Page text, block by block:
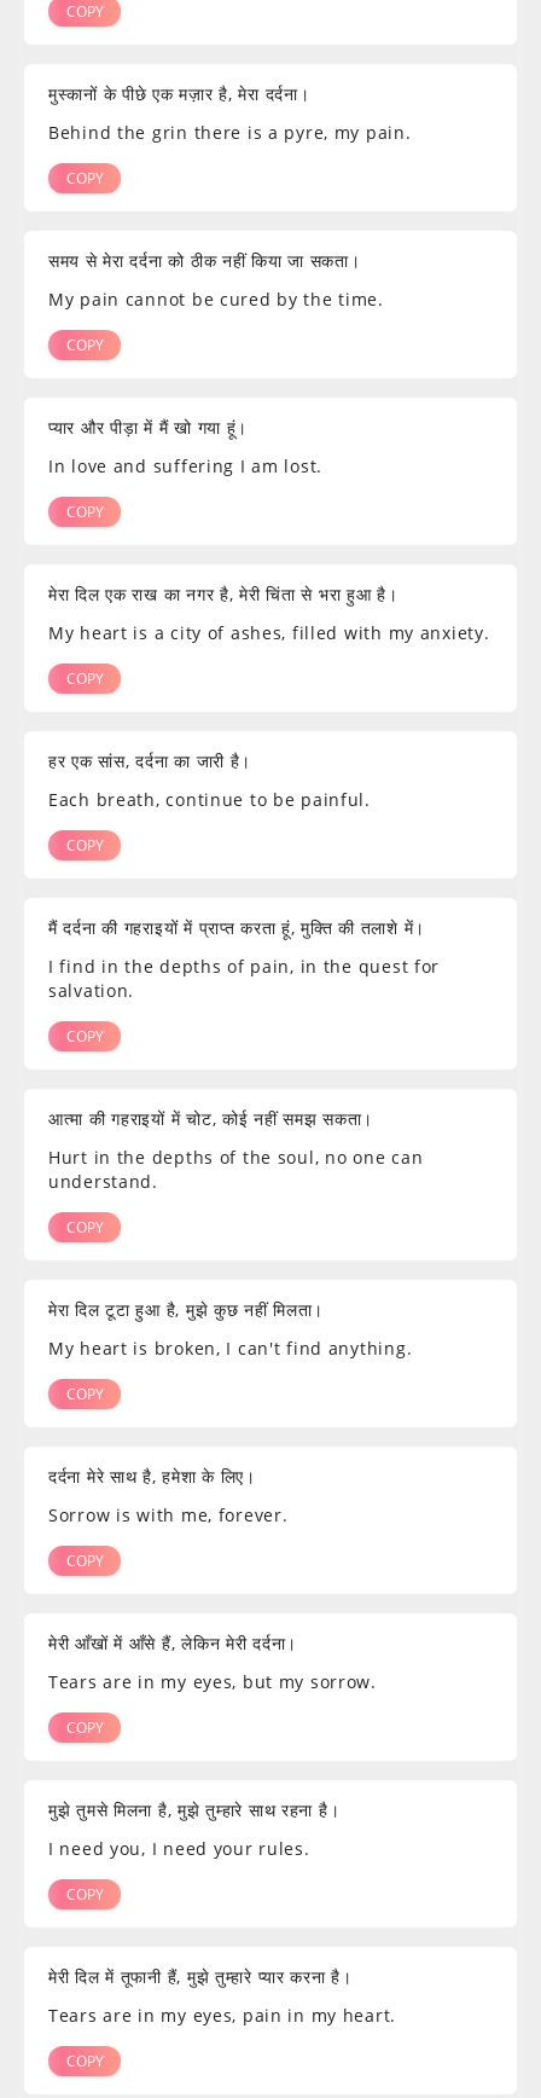
COPY
मुस्कानों के पीछे एक मज़ार है, मेरा दर्दना।
Behind the grin there is a pyre, my pain.
COPY
समय से मेरा दर्दना को ठीक नहीं किया जा सकता।
My pain cannot be cured by the time.
COPY
प्यार और पीड़ा में मैं खो गया हूं।
In love and suffering I am lost.
COPY
मेरा दिल एक राख का नगर है, मेरी चिंता से भरा हुआ है।
My heart is a city of ashes, filled with my anxiety.
COPY
हर एक सांस, दर्दना का जारी है।
Each breath, continue to be painful.
COPY
मैं दर्दना की गहराइयों में प्राप्त करता हूं, मुक्ति की तलाशे में।
I find in the depths of pain, in the quest for
salvation.
COPY
आत्मा की गहराइयों में चोट, कोई नहीं समझ सकता।
Hurt in the depths of the soul, no one can
understand.
COPY
मेरा दिल टूटा हुआ है, मुझे कुछ नहीं मिलता।
My heart is broken, I can't find anything.
COPY
दर्दना मेरे साथ है, हमेशा के लिए।
Sorrow is with me, forever.
COPY
मेरी आँखों में आँसे हैं, लेकिन मेरी दर्दना।
Tears are in my eyes, but my sorrow.
COPY
मुझे तुमसे मिलना है, मुझे तुम्हारे साथ रहना है।
I need you, I need your rules.
COPY
मेरी दिल में तूफानी हैं, मुझे तुम्हारे प्यार करना है।
Tears are in my eyes, pain in my heart.
COPY